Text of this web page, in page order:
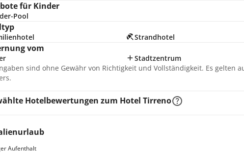
für Kinder
Pool
Strandhotel
vom
Stadtzentrum
sind ohne Gewähr von Richtigkeit und Vollständigkeit. Es gelten
Hotelbewertungen zum Hotel Tirreno
Aufenthalt